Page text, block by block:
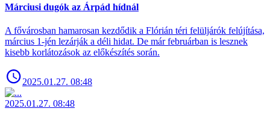
Márciusi dugók az Árpád hídnál
A fővárosban hamarosan kezdődik a Flórián téri felüljárók felújítása,
március 1-jén lezárják a déli hidat. De már februárban is lesznek
kisebb korlátozások az előkészítés során.
2025.01.27. 08:48
2025.01.27. 08:48